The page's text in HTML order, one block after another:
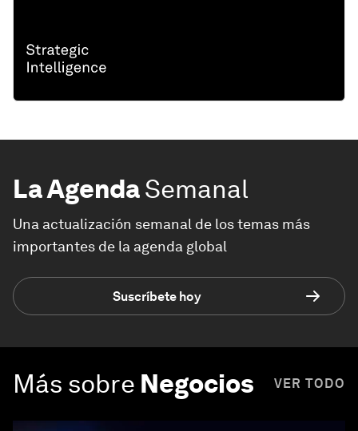
La AgendaSemanal
Una actualización semanal de los temas más
importantes de la agenda global
Suscríbete hoy
Más sobre Negocios VER TODO